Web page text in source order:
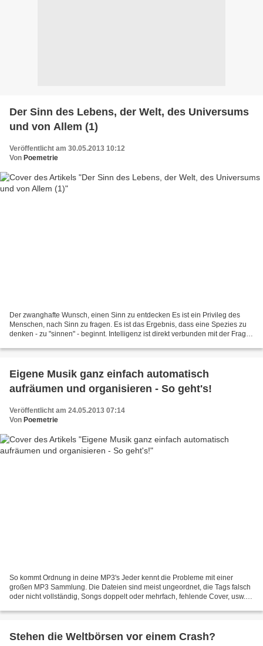
Der Sinn des Lebens, der Welt, des Universums
und von Allem (1)
Veröffentlicht am 30.05.2013 10:12
Von Poemetrie
Der zwanghafte Wunsch, einen Sinn zu entdecken Es ist ein Privileg des
Menschen, nach Sinn zu fragen. Es ist das Ergebnis, dass eine Spezies zu
denken - zu "sinnen" - beginnt. Intelligenz ist direkt verbunden mit der Frage
Eigene Musik ganz einfach automatisch
aufräumen und organisieren - So geht's!
Veröffentlicht am 24.05.2013 07:14
Von Poemetrie
So kommt Ordnung in deine MP3's Jeder kennt die Probleme mit einer
großen MP3 Sammlung. Die Dateien sind meist ungeordnet, die Tags falsch
oder nicht vollständig, Songs doppelt oder mehrfach, fehlende Cover, usw.
Stehen die Weltbörsen vor einem Crash?